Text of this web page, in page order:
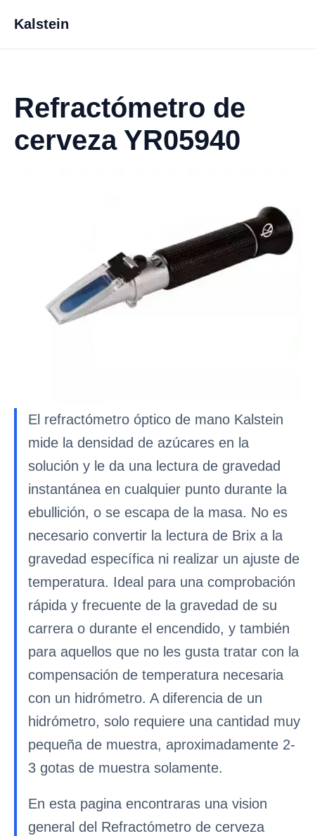
Kalstein
Refractómetro de
cerveza YR05940
El refractómetro óptico de mano Kalstein
mide la densidad de azúcares en la
solución y le da una lectura de gravedad
instantánea en cualquier punto durante la
ebullición, o se escapa de la masa. No es
necesario convertir la lectura de Brix a la
gravedad específica ni realizar un ajuste de
temperatura. Ideal para una comprobación
rápida y frecuente de la gravedad de su
carrera o durante el encendido, y también
para aquellos que no les gusta tratar con la
compensación de temperatura necesaria
con un hidrómetro. A diferencia de un
hidrómetro, solo requiere una cantidad muy
pequeña de muestra, aproximadamente 2-
3 gotas de muestra solamente.
En esta pagina encontraras una vision
general del Refractómetro de cerveza